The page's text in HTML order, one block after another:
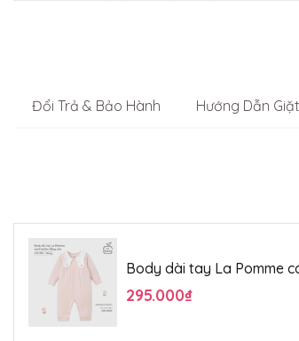
Đổi Trả & Bảo Hành Hướng Dẫn
Body dài tay La Pomme
295.000₫